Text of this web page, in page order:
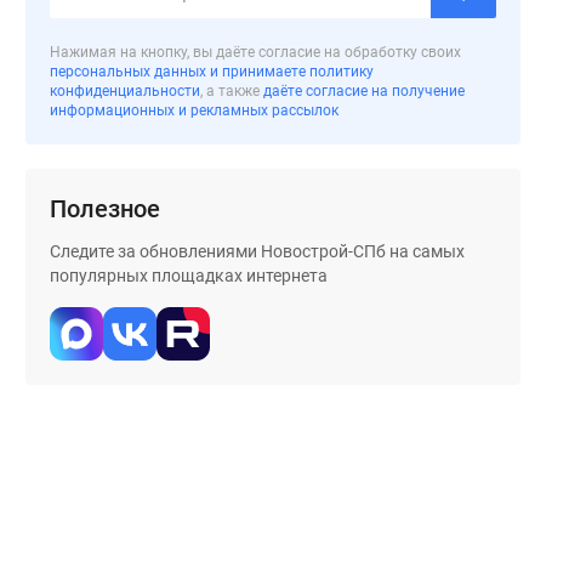
Нажимая на кнопку, вы даёте согласие на обработку своих
персональных данных и принимаете политику
конфиденциальности, а также даёте согласие на получение
информационных и рекламных рассылок
Полезное
Следите за обновлениями Новострой-СПб на самых
популярных площадках интернета